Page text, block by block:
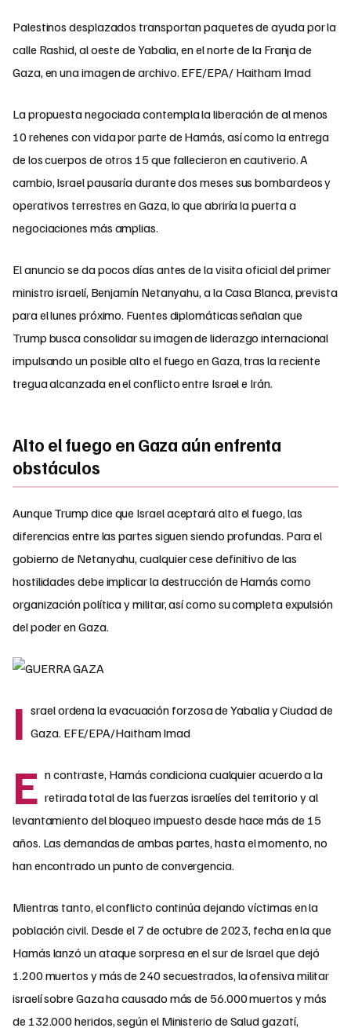
Palestinos desplazados transportan paquetes de ayuda por la
calle Rashid, al oeste de Yabalia, en el norte de la Franja de
Gaza, en una imagen de archivo. EFE/EPA/ Haitham Imad
La propuesta negociada contempla la liberación de al menos
10 rehenes con vida por parte de Hamás, así como la entrega
de los cuerpos de otros 15 que fallecieron en cautiverio. A
cambio, Israel pausaría durante dos meses sus bombardeos y
operativos terrestres en Gaza, lo que abriría la puerta a
negociaciones más amplias.
El anuncio se da pocos días antes de la visita oficial del primer
ministro israelí, Benjamín Netanyahu, a la Casa Blanca, prevista
para el lunes próximo. Fuentes diplomáticas señalan que
Trump busca consolidar su imagen de liderazgo internacional
impulsando un posible alto el fuego en Gaza, tras la reciente
tregua alcanzada en el conflicto entre Israel e Irán.
Alto el fuego en Gaza aún enfrenta
obstáculos
Aunque Trump dice que Israel aceptará alto el fuego, las
diferencias entre las partes siguen siendo profundas. Para el
gobierno de Netanyahu, cualquier cese definitivo de las
hostilidades debe implicar la destrucción de Hamás como
organización política y militar, así como su completa expulsión
del poder en Gaza.
I srael ordena la evacuación forzosa de Yabalia y Ciudad de
Gaza. EFE/EPA/Haitham Imad
E n contraste, Hamás condiciona cualquier acuerdo a la
retirada total de las fuerzas israelíes del territorio y al
levantamiento del bloqueo impuesto desde hace más de 15
años. Las demandas de ambas partes, hasta el momento, no
han encontrado un punto de convergencia.
Mientras tanto, el conflicto continúa dejando víctimas en la
población civil. Desde el 7 de octubre de 2023, fecha en la que
Hamás lanzó un ataque sorpresa en el sur de Israel que dejó
1.200 muertos y más de 240 secuestrados, la ofensiva militar
israelí sobre Gaza ha causado más de 56.000 muertos y más
de 132.000 heridos, según el Ministerio de Salud gazatí,